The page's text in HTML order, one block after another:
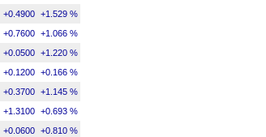
+0.4900 +1.529 %
+0.7600 +1.066 %
+0.0500 +1.220 %
+0.1200 +0.166 %
+0.3700 +1.145 %
+1.3100 +0.693 %
+0.0600 +0.810 %